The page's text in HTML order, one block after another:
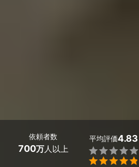
依頼者数
700万人以上
平均評価4.83

